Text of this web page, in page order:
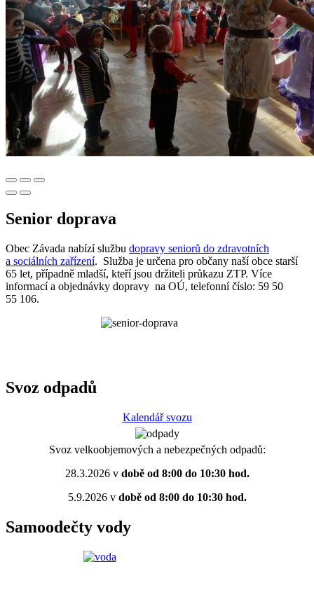
Senior doprava
Obec Závada nabízí službu dopravy seniorů do zdravotních
a sociálních zařízení. Služba je určena pro občany naší obce starší
65 let, případně mladší, kteří jsou držiteli průkazu ZTP. Více
informací a objednávky dopravy na OÚ, telefonní číslo: 59 50
55 106.
Svoz odpadů
Kalendář svozu
Svoz velkoobjemových a nebezpečných odpadů:
28.3.2026 vdobě od 8:00 do 10:30 hod.
5.9.2026 vdobě od 8:00 do 10:30 hod.
Samoodečty vody